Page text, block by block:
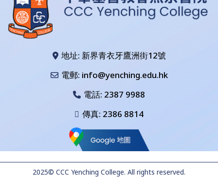
地址: 新界青衣牙鷹洲街12號
電郵: info@yenching.edu.hk
電話: 2387 9988
傳真: 2386 8814
2025© CCC Yenching College. All rights reserved.